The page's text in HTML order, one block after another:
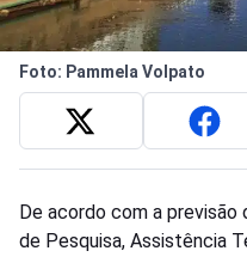
Foto: Pammela Volpato
De acordo com a
de Pesquisa, Assistência